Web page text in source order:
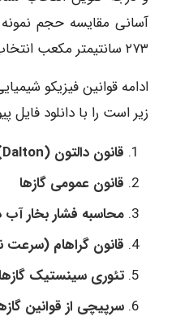
آسانی مقایسه حجم نمونه
۲۷۳ سانتیمتر مکعب انتخاب شده است.
ادامه قوانین فیزیکو
زیر است را با دانلود
قانون دالتون (Dalton) (فشار مخلوط چند گاز)
قانون عمومی گازها
محاسبه فشار بخار آب
قانون گراهام (سرعت
تئوری سینستیک
سرپیچی از قوانین